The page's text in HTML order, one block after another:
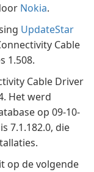
Nokia.
UpdateStar
Cable
1.508.
Cable Driver
Het werd
op 09-10-
7.1.182.0, die
op de volgende